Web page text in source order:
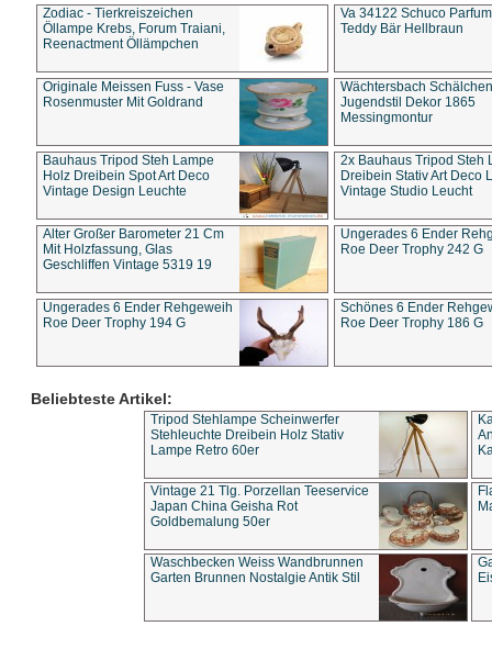
Zodiac - Tierkreiszeichen
Öllampe Krebs, Forum Traiani,
Reenactment Öllämpchen
Va 34122 Schuco
Teddy Bär Hellbraun
Originale Meissen Fuss - Vase
Rosenmuster Mit Goldrand
Wächtersbach Schälchen
Jugendstil Dekor 1865
Messingmontur
Bauhaus Tripod Steh Lampe
Holz Dreibein Spot Art Deco
Vintage Design Leuchte
2x Bauhaus Tripod Steh
Dreibein Stativ Art Deco
Vintage Studio Leucht
Alter Großer Barometer 21 Cm
Mit Holzfassung, Glas
Geschliffen Vintage 5319 19
Ungerades 6 Ender
Roe Deer Trophy 242 G
Ungerades 6 Ender Rehgeweih
Roe Deer Trophy 194 G
Schönes 6 Ender
Roe Deer Trophy 186 G
Beliebteste Artikel:
Tripod Stehlampe Scheinwerfer
Stehleuchte Dreibein Holz Stativ
Lampe Retro 60er
Vintage 21 Tlg. Porzellan Teeservice
Japan China Geisha Rot
Goldbemalung 50er
Waschbecken Weiss Wandbrunnen
Garten Brunnen Nostalgie Antik Stil